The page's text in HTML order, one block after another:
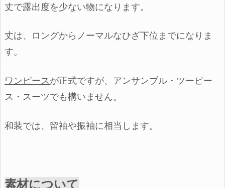
丈で露出度を少ない物になります。
丈は、 ロングからノーマルなひざ下位までになりま
す。
ワンピースが正式ですが、 アンサンブル・ツーピー
ス・スーツでも構いません。
和装では、 留袖や振袖に相当します。
素材について